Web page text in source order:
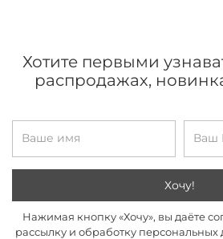
Хотите первыми
распродажах,
Хочу!
Нажимая кнопку «Хочу», вы даёте
рассылку и обработку персональных